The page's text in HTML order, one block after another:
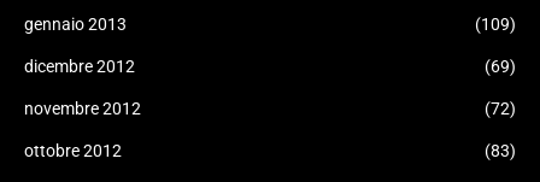
gennaio 2013 (109)
dicembre 2012 (69)
novembre 2012 (72)
ottobre 2012 (83)